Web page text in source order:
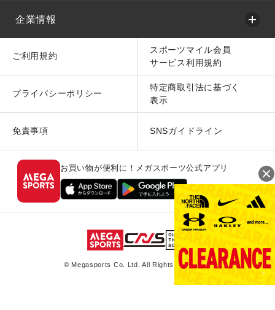
企業情報
ご利用規約
スポーツマイル会員
サービス利用規約
プライバシーポリシー
特定商取引法に基づく
表示
免責事項 SNSガイドライン
お買い物が便利に！メガスポーツ公式アプリ
© Megasports Co. Ltd. All Rights Reserved.